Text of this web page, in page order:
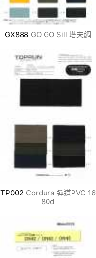
GX888 GO GO Sill 塔夫綢
TP002 Cordura 彈道PVC 16
80d